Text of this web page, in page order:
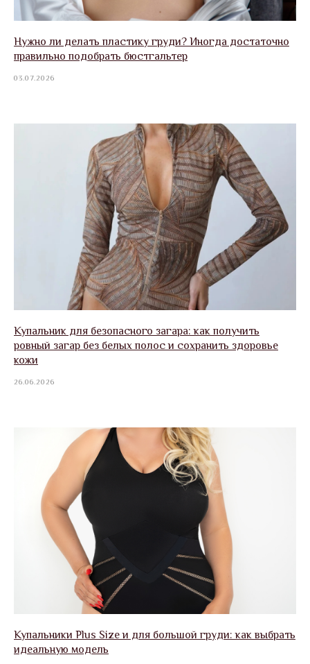
Нужно ли делать пластику груди? Иногда достаточно
правильно подобрать бюстгальтер
03.07.2026
Купальник для безопасного загара: как получить
ровный загар без белых полос и сохранить здоровье
кожи
26.06.2026
Купальники Plus Size и для большой груди: как выбрать
идеальную модель